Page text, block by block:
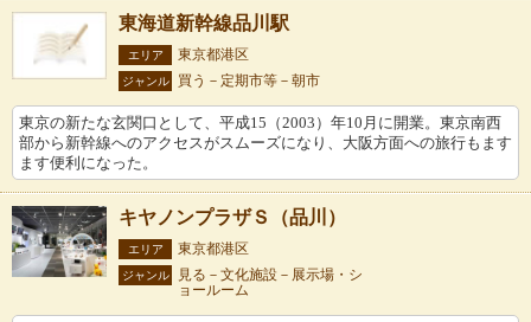
東海道新幹線品川駅
エリア 東京都港区
ジャンル 買う－定期市等－朝市
東京の新たな玄関口として、平成15（2003）年10月に開業。東京南西
部から新幹線へのアクセスがスムーズになり、大阪方面への旅行もます
ます便利になった。
キヤノンプラザＳ（品川）
エリア 東京都港区
ジャンル
見る－文化施設－展示場・シ
ョールーム